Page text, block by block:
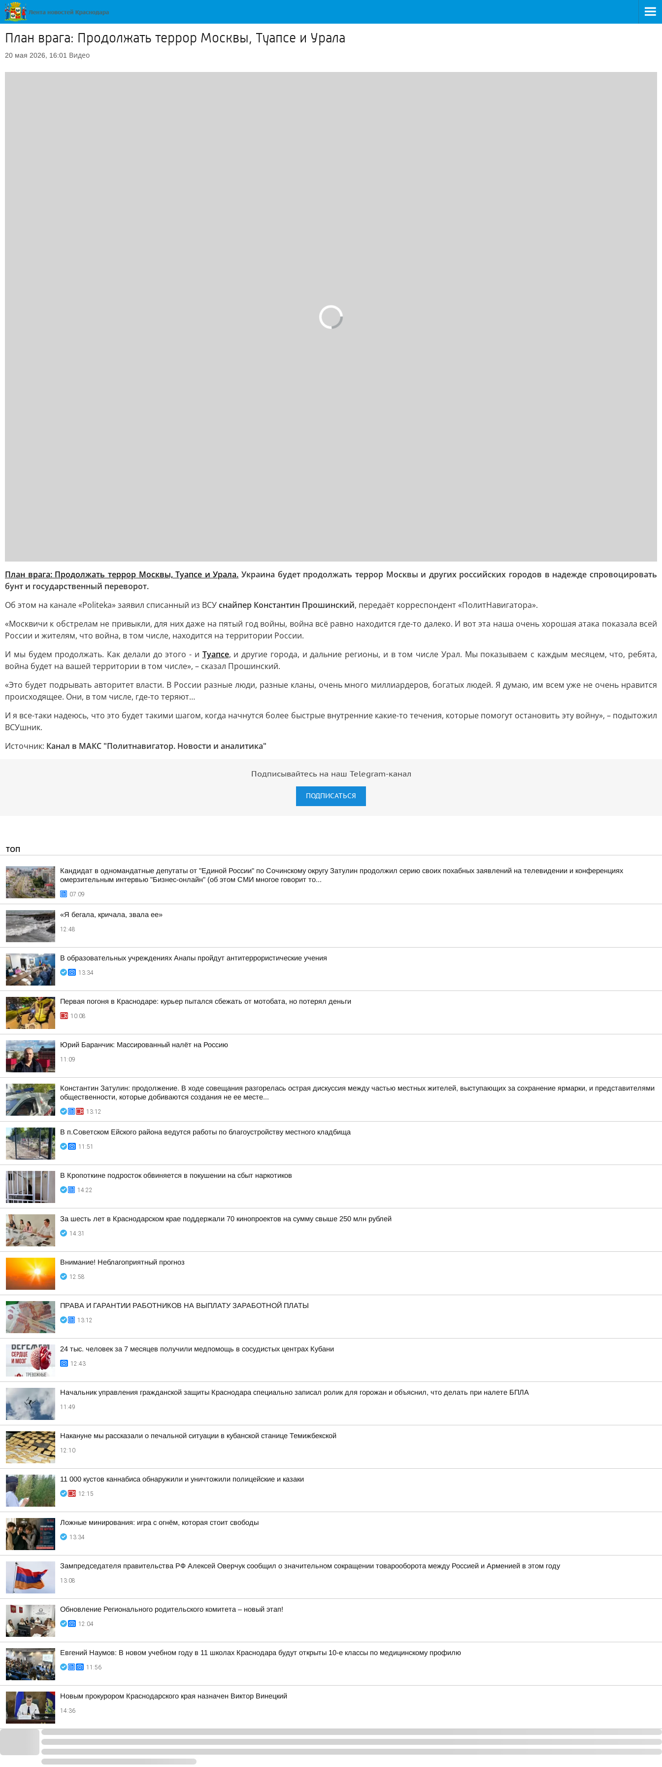
План врага: Продолжать террор Москвы, Туапсе и Урала
20 мая 2026, 16:01 Видео
План врага: Продолжать террор Москвы, Туапсе и Урала. Украина будет продолжать террор Москвы и других российских городов в надежде спровоцировать
бунт и государственный переворот.
Об этом на канале «Politeka» заявил списанный из ВСУснайпер Константин Прошинский, передаёт корреспондент «ПолитНавигатора».
«Москвичи к обстрелам не привыкли, для них даже на пятый год войны, война всё равно находится где-то далеко. И вот эта наша очень хорошая атака показала всей
России и жителям, что война, в том числе, находится на территории России.
И мы будем продолжать. Как делали до этого - и Туапсе, и другие города, и дальние регионы, и в том числе Урал. Мы показываем с каждым месяцем, что, ребята,
война будет на вашей территории в том числе», – сказал Прошинский.
«Это будет подрывать авторитет власти. В России разные люди, разные кланы, очень много миллиардеров, богатых людей. Я думаю, им всем уже не очень нравится
происходящее. Они, в том числе, где-то теряют…
И я все-таки надеюсь, что это будет такими шагом, когда начнутся более быстрые внутренние какие-то течения, которые помогут остановить эту войну», – подытожил
ВСУшник.
Источник: Канал в МАКС "Политнавигатор. Новости и аналитика"
Подписывайтесь на наш Telegram-канал
ПОДПИСАТЬСЯ
ТОП
Кандидат в одномандатные депутаты от "Единой России" по Сочинскому округу Затулин продолжил серию своих похабных заявлений на телевидении и конференциях
омерзительным интервью "Бизнес-онлайн" (об этом СМИ многое говорит то...
07:09
«Я бегала, кричала, звала ее»
12:48
В образовательных учреждениях Анапы пройдут антитеррористические учения
13:34
Первая погоня в Краснодаре: курьер пытался сбежать от мотобата, но потерял деньги
10:08
Юрий Баранчик: Массированный налёт на Россию
11:09
Константин Затулин: продолжение. В ходе совещания разгорелась острая дискуссия между частью местных жителей, выступающих за сохранение ярмарки, и представителями
общественности, которые добиваются создания не ее месте...
13:12
В п.Советском Ейского района ведутся работы по благоустройству местного кладбища
11:51
В Кропоткине подросток обвиняется в покушении на сбыт наркотиков
14:22
За шесть лет в Краснодарском крае поддержали 70 кинопроектов на сумму свыше 250 млн рублей
14:31
Внимание! Неблагоприятный прогноз
12:58
ПРАВА И ГАРАНТИИ РАБОТНИКОВ НА ВЫПЛАТУ ЗАРАБОТНОЙ ПЛАТЫ
13:12
24 тыс. человек за 7 месяцев получили медпомощь в сосудистых центрах Кубани
12:43
Начальник управления гражданской защиты Краснодара специально записал ролик для горожан и объяснил, что делать при налете БПЛА
11:49
Накануне мы рассказали о печальной ситуации в кубанской станице Темижбекской
12:10
11 000 кустов каннабиса обнаружили и уничтожили полицейские и казаки
12:15
Ложные минирования: игра с огнём, которая стоит свободы
13:34
Зампредседателя правительства РФ Алексей Оверчук сообщил о значительном сокращении товарооборота между Россией и Арменией в этом году
13:08
Обновление Регионального родительского комитета – новый этап!
12:04
Евгений Наумов: В новом учебном году в 11 школах Краснодара будут открыты 10-е классы по медицинскому профилю
11:56
Новым прокурором Краснодарского края назначен Виктор Винецкий
14:36